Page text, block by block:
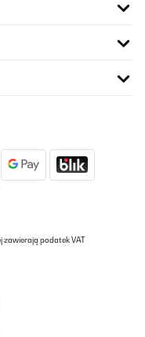
zawierają podatek VAT